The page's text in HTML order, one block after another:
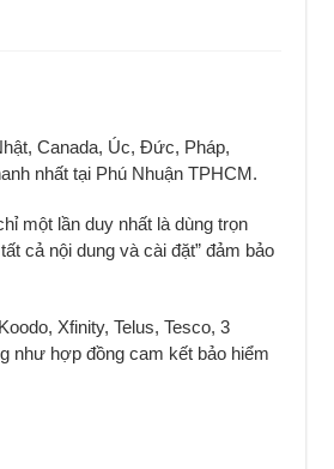
Canada, Úc, Đức, Pháp,
nhất tại Phú Nhuận TPHCM.
một lần duy nhất là dùng trọn
cả nội dung và cài đặt” đảm bảo
Xfinity, Telus, Tesco, 3
như hợp đồng cam kết bảo hiểm